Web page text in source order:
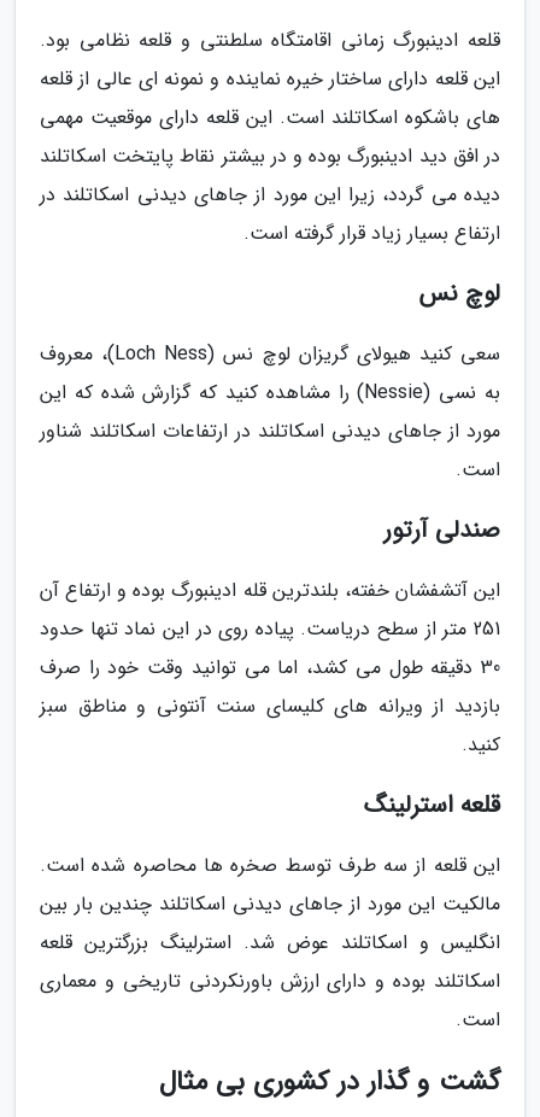
قلعه ادینبورگ زمانی اقامتگاه سلطنتی و قلعه نظامی بود.
این قلعه دارای ساختار خیره نماینده و نمونه ای عالی از قلعه
های باشکوه اسکاتلند است. این قلعه دارای موقعیت مهمی
در افق دید ادینبورگ بوده و در بیشتر نقاط پایتخت اسکاتلند
دیده می گردد، زیرا این مورد از جاهای دیدنی اسکاتلند در
ارتفاع بسیار زیاد قرار گرفته است.
لوچ نس
سعی کنید هیولای گریزان لوچ نس (Loch Ness)، معروف
به نسی (Nessie) را مشاهده کنید که گزارش شده که این
مورد از جاهای دیدنی اسکاتلند در ارتفاعات اسکاتلند شناور
است.
صندلی آرتور
این آتشفشان خفته، بلندترین قله ادینبورگ بوده و ارتفاع آن
251 متر از سطح دریاست. پیاده روی در این نماد تنها حدود
30 دقیقه طول می کشد، اما می توانید وقت خود را صرف
بازدید از ویرانه های کلیسای سنت آنتونی و مناطق سبز
کنید.
قلعه استرلینگ
این قلعه از سه طرف توسط صخره ها محاصره شده است.
مالکیت این مورد از جاهای دیدنی اسکاتلند چندین بار بین
انگلیس و اسکاتلند عوض شد. استرلینگ بزرگترین قلعه
اسکاتلند بوده و دارای ارزش باورنکردنی تاریخی و معماری
است.
گشت و گذار در کشوری بی مثال